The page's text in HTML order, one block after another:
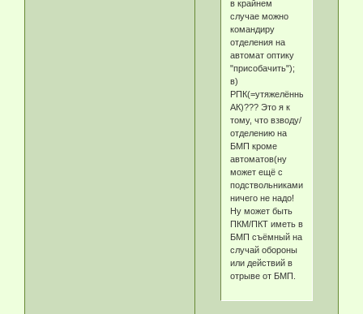
в крайнем
случае можно
командиру
отделения на
автомат оптику
"присобачить");
в)
РПК(=утяжелённый
АК)??? Это я к
тому, что взводу/
отделению на
БМП кроме
автоматов(ну
может ещё с
подствольниками)
ничего не надо!
Ну может быть
ПКМ/ПКТ иметь в
БМП съёмный на
случай обороны
или действий в
отрыве от БМП.